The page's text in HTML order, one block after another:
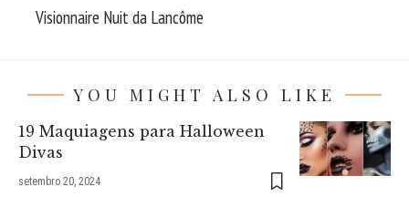
Visionnaire Nuit da Lancôme
YOU MIGHT ALSO LIKE
19 Maquiagens para Halloween
Divas
setembro 20, 2024